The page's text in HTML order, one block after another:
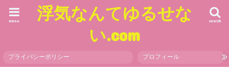
浮気なんてゆるせな
い.com
search
menu
プライバシーポリシー プロフィール